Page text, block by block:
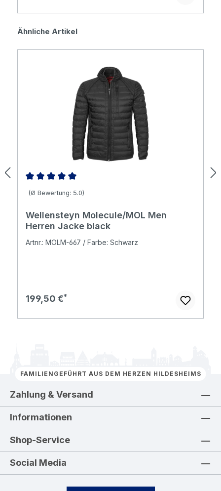
Produktgalerie überspringen
Ähnliche Artikel
Durchschnittliche Bewertung von 5 von 5 Sternen
(Ø Bewertung: 5.0)
Wellensteyn Molecule/MOL Men
Herren Jacke black
Artnr.: MOLM-667 / Farbe: Schwarz
Regulärer Preis:
199,50 €
FAMILIENGEFÜHRT AUS DEM HERZEN HILDESHEIMS
Zahlung & Versand
Informationen
Shop-Service
Social Media